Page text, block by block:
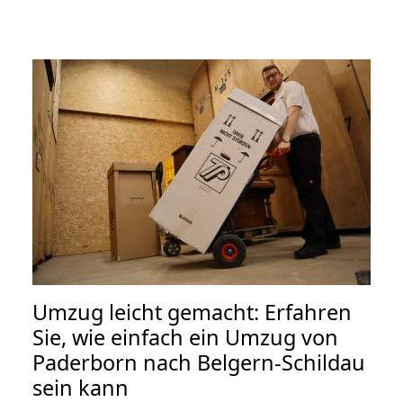
Umzug leicht gemacht: Erfahren
Sie, wie einfach ein Umzug von
Paderborn nach Belgern-Schildau
sein kann